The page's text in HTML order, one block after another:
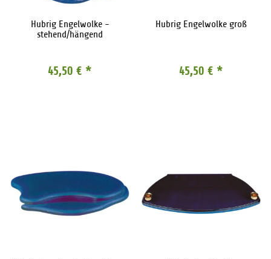
Hubrig Engelwolke -
stehend/hängend
45,50 € *
Hubrig Engelwolke groß
45,50 € *